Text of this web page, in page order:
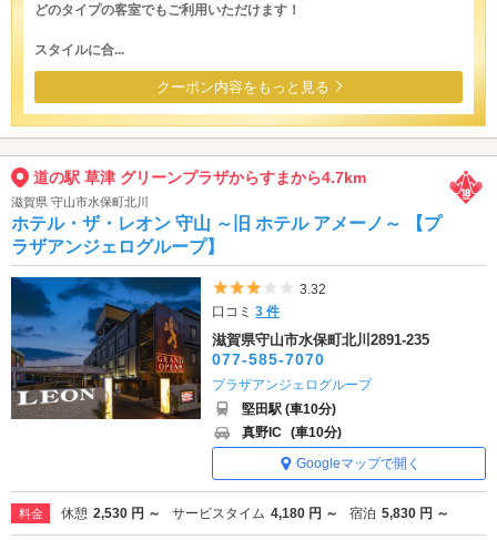
どのタイプの客室でもご利用いただけます！
スタイルに合...
クーポン内容をもっと見る
道の駅 草津 グリーンプラザからすまから4.7km
滋賀県 守山市水保町北川
ホテル・ザ・レオン 守山 ～旧 ホテル アメーノ～ 【プ
ラザアンジェログループ】
5つ星のうち3
3.32
口コミ3 件
滋賀県守山市水保町北川2891-235
077-585-7070
プラザアンジェログループ
堅田駅 (車10分)
真野IC (車10分)
Googleマップで開く
料金 休憩 2,530 円 ～ サービスタイム 4,180 円 ～ 宿泊 5,830 円 ～